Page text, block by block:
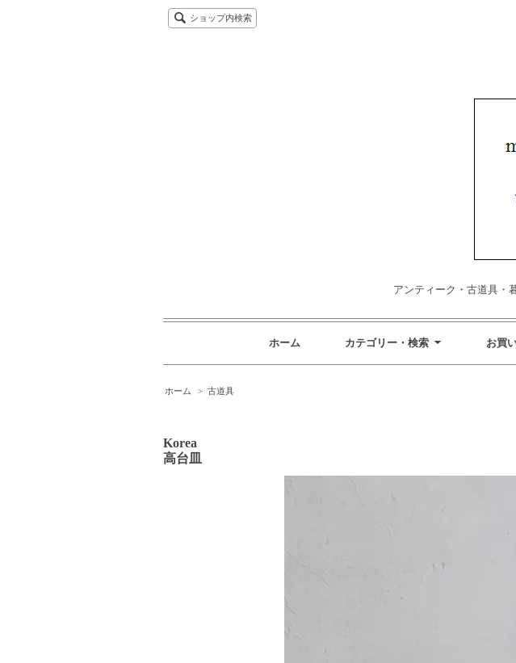
ショップ内検索
アンティーク・古道具
ホーム カテゴリー・検索 お買
ホーム > 古道具
Korea
高台皿